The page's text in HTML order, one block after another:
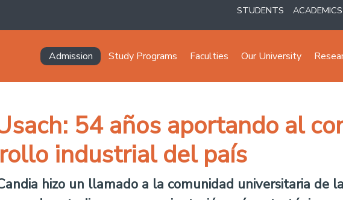
STUDENTS ACADEMICS
Navegación principal
Admission Study Programs Faculties Our University
54 años aportando al
industrial del país
hizo un llamado a la comunidad universitaria de